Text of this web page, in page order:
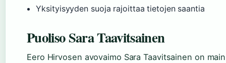
Yksityisyyden suoja rajoittaa tietojen saantia
Puoliso Sara Taavitsainen
Eero Hirvosen avovaimo Sara Taavitsainen on